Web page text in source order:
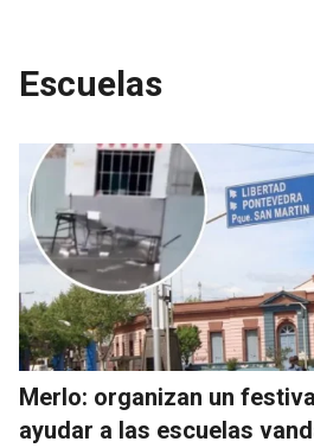
Escuelas
Merlo: organizan un
ayudar a las escuelas